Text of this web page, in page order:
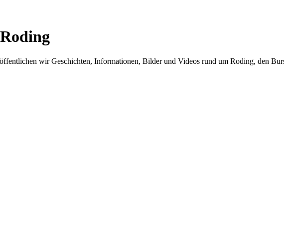
wir Geschichten, Informationen, Bilder und Videos rund um Roding, den